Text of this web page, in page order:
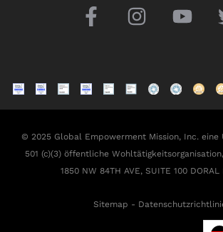
© 2025 Global Empowerment Mission, Inc. eine
501 (c)(3) öffentliche
1850 NW 84TH AVE, SUITE 100 DORAL
Sitemap -